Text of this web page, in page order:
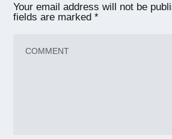
Your email address will not be
fields are marked*